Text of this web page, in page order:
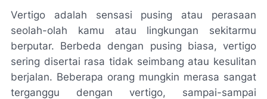
Vertigo adalah sensasi pusing atau perasaan
seolah-olah kamu atau lingkungan sekitarmu
berputar. Berbeda dengan pusing biasa, vertigo
sering disertai rasa tidak seimbang atau kesulitan
berjalan. Beberapa orang mungkin merasa sangat
terganggu dengan vertigo, sampai-sampai